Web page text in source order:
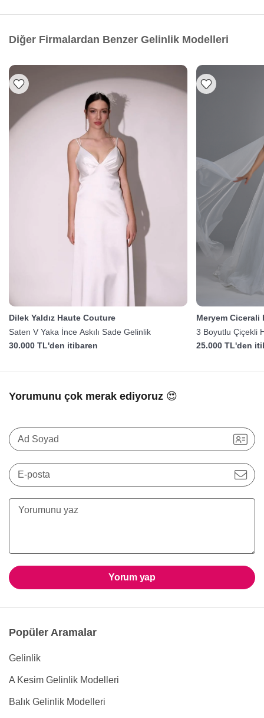
Diğer Firmalardan Benzer Gelinlik Modelleri
Dilek Yaldız Haute Couture
Saten V Yaka İnce Askılı Sade Gelinlik
30.000 TL'den itibaren
Meryem Cicerali
3 Boyutlu Çiçekli
25.000 TL'den
Yorumunu çok merak ediyoruz 😍
Ad Soyad
E-posta
Yorum yap
Popüler Aramalar
Gelinlik
A Kesim Gelinlik Modelleri
Balık Gelinlik Modelleri